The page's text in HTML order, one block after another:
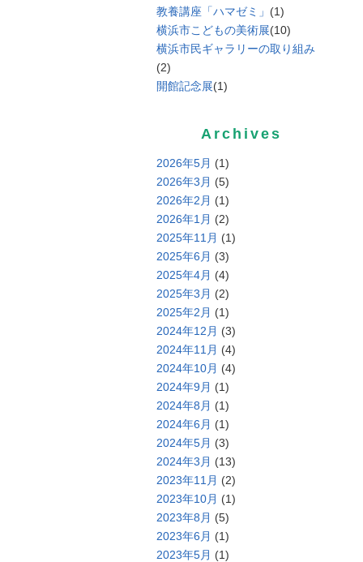
教養講座「ハマゼミ」 (1)
横浜市こどもの美術展(10)
横浜市民ギャラリーの取り組み
(2)
開館記念展(1)
Archives
2026年5月 (1)
2026年3月 (5)
2026年2月 (1)
2026年1月 (2)
2025年11月 (1)
2025年6月 (3)
2025年4月 (4)
2025年3月 (2)
2025年2月 (1)
2024年12月 (3)
2024年11月 (4)
2024年10月 (4)
2024年9月 (1)
2024年8月 (1)
2024年6月 (1)
2024年5月 (3)
2024年3月 (13)
2023年11月 (2)
2023年10月 (1)
2023年8月 (5)
2023年6月 (1)
2023年5月 (1)